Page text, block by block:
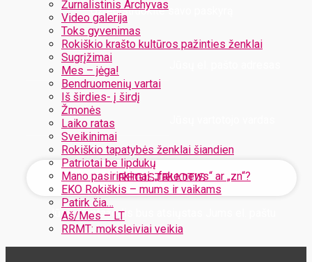
Žurnalistinis Archyvas
Video galerija
Toks gyvenimas
Rokiškio krašto kultūros pažinties ženklai
Sugrįžimai
Mes – jėga!
Bendruomenių vartai
Iš širdies- į širdį
Žmonės
Laiko ratas
Sveikinimai
Rokiškio tapatybės ženklai šiandien
Patriotai be lipdukų
Mano pasirinkimai: „fake news“ ar „zn“?
EKO Rokiškis – mums ir vaikams
Patirk čia…
Aš/Mes – LT
RRMT: moksleiviai veikia
Užregistruokite savo paskyrą
Jūsų slaptažodis bus atsiųstas Jums el. paštu